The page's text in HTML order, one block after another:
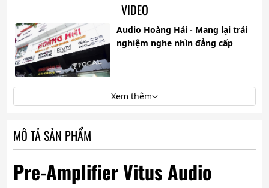
VIDEO
Audio Hoàng Hải - Mang lại trải
nghiệm nghe nhìn đẳng cấp
Xem thêm
MÔ TẢ SẢN PHẨM
Pre-Amplifier Vitus Audio